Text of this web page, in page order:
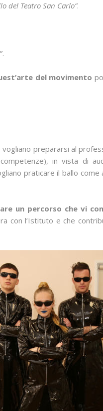
del Teatro San Carlo”.
del movimento
prepararsi al
in vista di
praticare il ballo
un percorso che vi
con l’Istituto e che